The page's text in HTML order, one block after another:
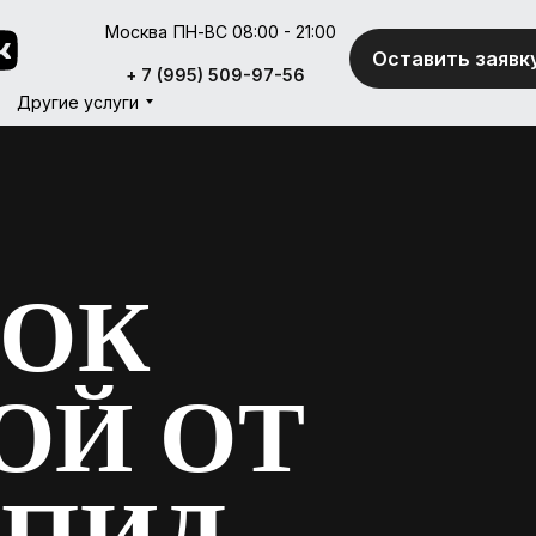
Оставить
+ 7 (995) 509-97-56
Москва ПН-ВС 08:00 - 21:00
Другие услуги
+ 7 (995) 509-97-56 Оставить
Другие услуги
ОТ